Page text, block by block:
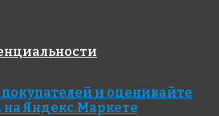
руб./м²